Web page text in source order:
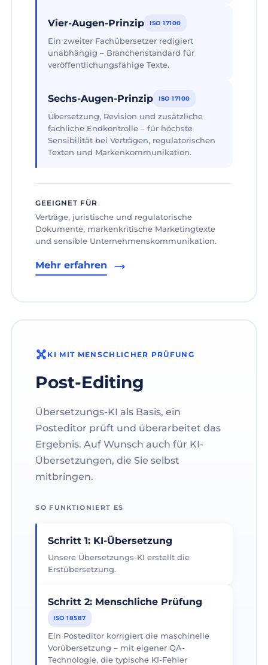
Vier-Augen-Prinzip ISO 17100
Ein zweiter Fachübersetzer redigiert
unabhängig – Branchenstandard für
veröffentlichungsfähige Texte.
Sechs-Augen-Prinzip ISO 17100
Übersetzung, Revision und zusätzliche
fachliche Endkontrolle – für höchste
Sensibilität bei Verträgen, regulatorischen
Texten und Markenkommunikation.
GEEIGNET FÜR
Verträge, juristische und regulatorische
Dokumente, markenkritische Marketingtexte
und sensible Unternehmenskommunikation.
Mehr erfahren
KI MIT MENSCHLICHER PRÜFUNG
Post-Editing
Übersetzungs-KI als Basis, ein
Posteditor prüft und überarbeitet das
Ergebnis. Auf Wunsch auch für KI-
Übersetzungen, die Sie selbst
mitbringen.
SO FUNKTIONIERT ES
Schritt 1: KI-Übersetzung
Unsere Übersetzungs-KI erstellt die
Erstübersetzung.
Schritt 2: Menschliche Prüfung
ISO 18587
Ein Posteditor korrigiert die maschinelle
Vorübersetzung – mit eigener QA-
Technologie, die typische KI-Fehler